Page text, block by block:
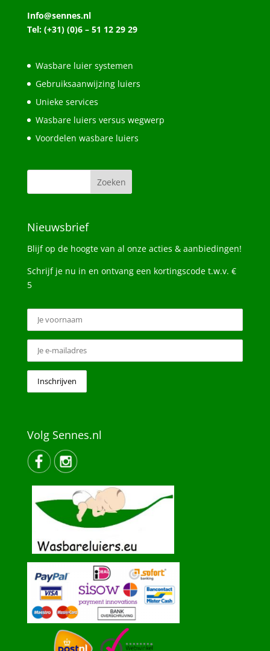
Info@sennes.nl
Tel: (+31) (0)6 – 51 12 29 29
Wasbare luier systemen
Gebruiksaanwijzing luiers
Unieke services
Wasbare luiers versus wegwerp
Voordelen wasbare luiers
Nieuwsbrief
Blijf op de hoogte van al onze acties & aanbiedingen!
Schrijf je nu in en ontvang een kortingscode t.w.v. €
5
Volg Sennes.nl